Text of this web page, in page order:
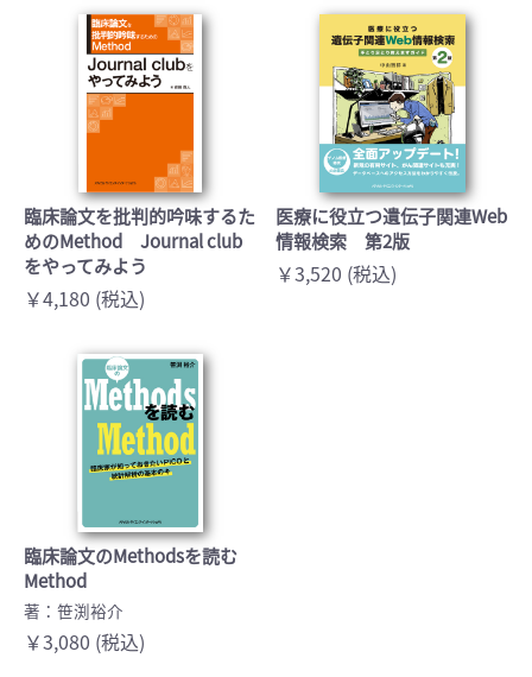
臨床論文を批判的吟味するた
めのMethod Journal club
をやってみよう
￥4,180 (税込)
医療に役立つ遺伝子関連Web
情報検索 第2版
￥3,520 (税込)
臨床論文のMethodsを読む
Method
著：笹渕裕介
￥3,080 (税込)